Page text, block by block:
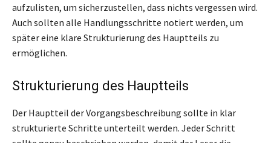
aufzulisten, um sicherzustellen, dass nichts vergessen wird.
Auch sollten alle Handlungsschritte notiert werden, um
später eine klare Strukturierung des Hauptteils zu
ermöglichen.
Strukturierung des Hauptteils
Der Hauptteil der Vorgangsbeschreibung sollte in klar
strukturierte Schritte unterteilt werden. Jeder Schritt